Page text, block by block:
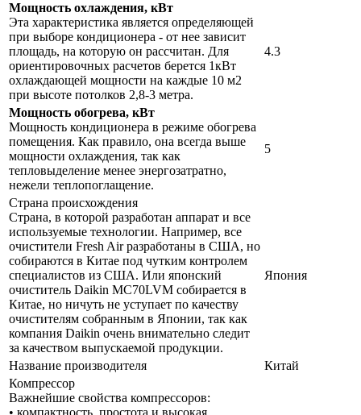
Мощность охлаждения, кВт
Эта характеристика является определяющей
при выборе кондиционера - от нее зависит
площадь, на которую он рассчитан. Для
ориентировочных расчетов берется 1кВт
охлаждающей мощности на каждые 10 м2
при высоте потолков 2,8-3 метра.
4.3
Мощность обогрева, кВт
Мощность кондиционера в режиме обогрева
помещения. Как правило, она всегда выше
мощности охлаждения, так как
тепловыделение менее энергозатратно,
нежели теплопоглащение.
5
Страна происхождения
Страна, в которой разработан аппарат и все
используемые технологии. Например, все
очистители Fresh Air разработаны в США, но
собираются в Китае под чутким контролем
специалистов из США. Или японский
очиститель Daikin MC70LVM собирается в
Китае, но ничуть не уступает по качеству
очистителям собранным в Японии, так как
компания Daikin очень внимательно следит
за качеством выпускаемой продукции.
Япония
Название производителя
Китай
Компрессор
Важнейшие свойства компрессоров:
• компактность, простота и высокая